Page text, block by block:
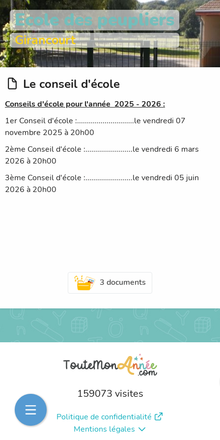
Ecole des peupliers
Girancourt
Le conseil d'école
Conseils d'école pour l'année 2025 - 2026 :
1er Conseil d'école :.............................le vendredi 07
novembre 2025 à 20h00
2ème Conseil d'école :........................le vendredi 6 mars
2026 à 20h00
3ème Conseil d'école :........................le vendredi 05 juin
2026 à 20h00
3 documents
159073 visites
Politique de confidentialité
Mentions légales